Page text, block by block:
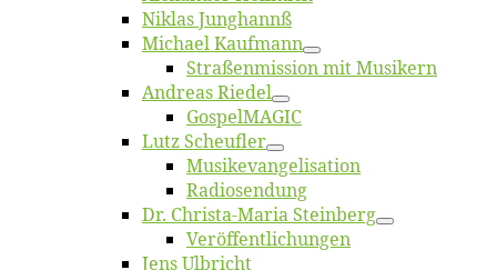
Ni­klas Junghannß
Mi­cha­el Kaufmann
Straßenmis­sion mit Musikern
An­dre­as Riedel
Gos­pel­MA­GIC
Lutz Scheuf­ler
Musikevan­ge­li­sa­tion
Ra­dio­sen­dung
Dr. Chris­­ta-Ma­ria Steinberg
Ver­öf­fent­li­chun­gen
Jens Ulb­richt